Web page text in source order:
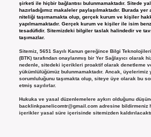
şirketi ile hiçbir bağlantısı bulunmamaktadır. Sitede
hazırladığımız makaleler paylaşılmaktadır. Burada
niteliği taşımamakta olup, gerçek kurum ve kişiler
yapılmamaktadır. Gerçek kurum ve kişiler ile isim
tesadüfidir. Sitemizdeki bilgiler taslak halindedir ve
taşımazlar.
Sitemiz, 5651 Sayılı Kanun gereğince Bilgi
(BTK) tarafından onaylanmış bir Yer Sağlayıcı olarak
nedenle, sitedeki içerikleri proaktif olarak denetleme
yükümlülüğümüz bulunmamaktadır. Ancak, üyelerimiz
sorumluluğunu taşımakta olup, siteye üye olarak bu
etmiş sayılırlar.
Hukuka ve yasal düzenlemelere aykırı olduğunu
backlinkpanelicomtr@gmail.comadresine bildirmeniz
içerikler yasal süre içerisinde sitemizden